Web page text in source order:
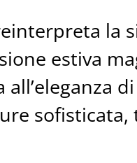
la
estiva